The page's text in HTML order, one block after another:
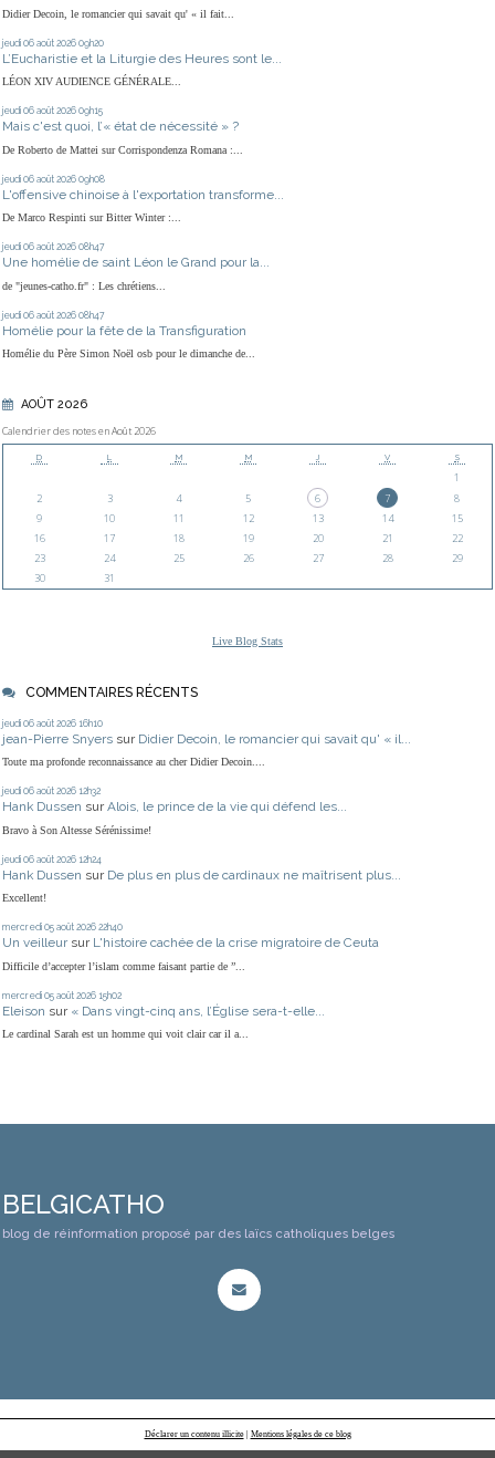
Didier Decoin, le romancier qui savait qu' « il fait...
jeudi 06 août 2026 09h20
L’Eucharistie et la Liturgie des Heures sont le...
LÉON XIV AUDIENCE GÉNÉRALE...
jeudi 06 août 2026 09h15
Mais c'est quoi, l’« état de nécessité » ?
De Roberto de Mattei sur Corrispondenza Romana :...
jeudi 06 août 2026 09h08
L'offensive chinoise à l'exportation transforme...
De Marco Respinti sur Bitter Winter :...
jeudi 06 août 2026 08h47
Une homélie de saint Léon le Grand pour la...
de "jeunes-catho.fr" : Les chrétiens...
jeudi 06 août 2026 08h47
Homélie pour la fête de la Transfiguration
Homélie du Père Simon Noël osb pour le dimanche de...
AOÛT 2026
Calendrier des notes en Août 2026
D L M M J V S
1
2
3 4 5 6 7
8
9
10 11 12 13 14
15
16
17 18 19 20 21
22
23
24 25 26 27 28
29
30
31
Live Blog Stats
COMMENTAIRES RÉCENTS
jeudi 06 août 2026 16h10
jean-Pierre Snyers sur Didier Decoin, le romancier qui savait qu' « il...
Toute ma profonde reconnaissance au cher Didier Decoin....
jeudi 06 août 2026 12h32
Hank Dussen sur Alois, le prince de la vie qui défend les...
Bravo à Son Altesse Sérénissime!
jeudi 06 août 2026 12h24
Hank Dussen sur De plus en plus de cardinaux ne maîtrisent plus...
Excellent!
mercredi 05 août 2026 22h40
Un veilleur sur L'histoire cachée de la crise migratoire de Ceuta
Difficile d’accepter l’islam comme faisant partie de ”...
mercredi 05 août 2026 15h02
Eleison sur « Dans vingt-cinq ans, l’Église sera-t-elle...
Le cardinal Sarah est un homme qui voit clair car il a...
BELGICATHO
blog de réinformation proposé par des laïcs catholiques belges
Déclarer un contenu illicite| Mentions légales de ce blog